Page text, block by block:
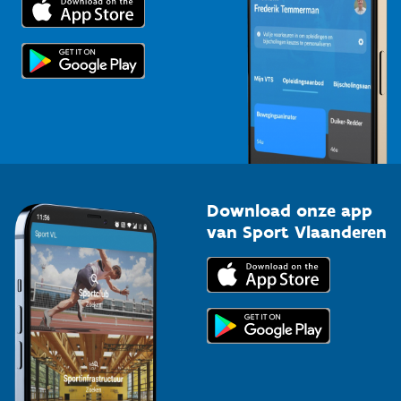
Topsporters
Voor de pers
Download onze app
van Sport Vlaanderen